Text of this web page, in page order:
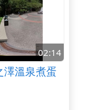
02:14
澤溫泉煮蛋